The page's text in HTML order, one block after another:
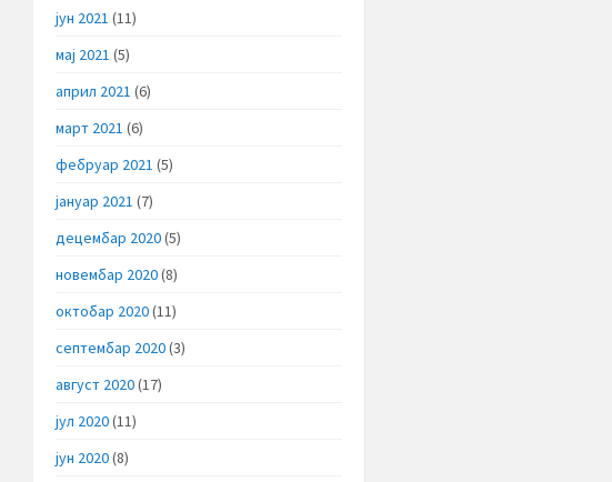
јун 2021 (11)
мај 2021 (5)
април 2021 (6)
март 2021 (6)
фебруар 2021 (5)
јануар 2021 (7)
децембар 2020(5)
новембар 2020(8)
октобар 2020(11)
септембар 2020(3)
август 2020(17)
јул 2020(11)
јун 2020(8)